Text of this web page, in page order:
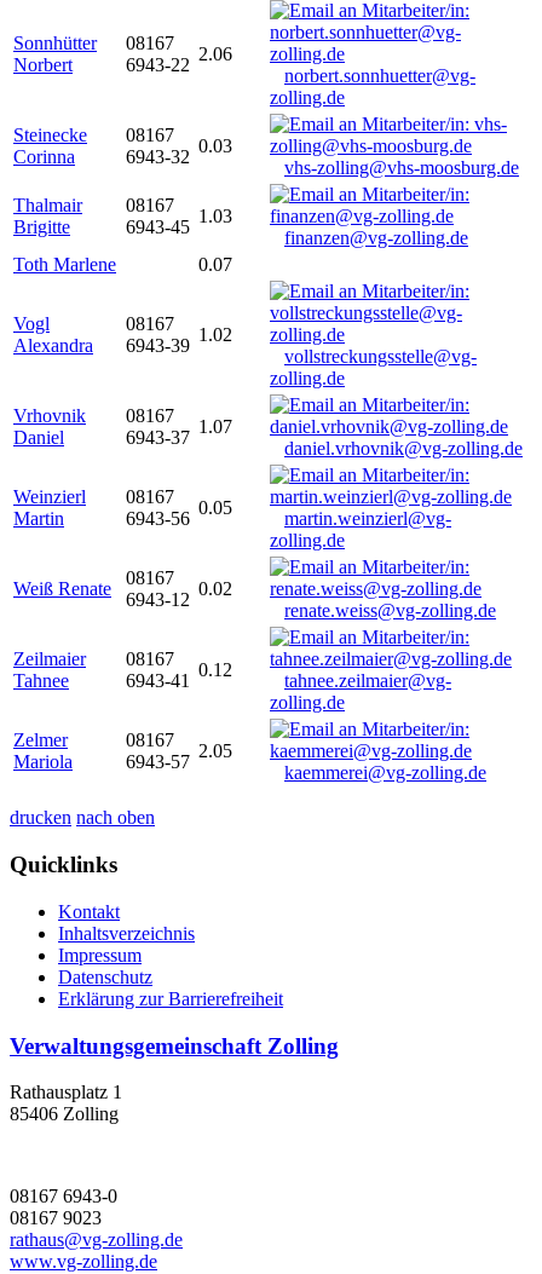
Sonnhütter
Norbert
08167
6943-22
2.06
norbert.sonnhuetter@vg-
zolling.de
Steinecke
Corinna
08167
6943-32
0.03
vhs-zolling@vhs-moosburg.de
Thalmair
Brigitte
08167
6943-45
1.03
finanzen@vg-zolling.de
Toth Marlene
0.07
Vogl
Alexandra
08167
6943-39
1.02
vollstreckungsstelle@vg-
zolling.de
Vrhovnik
Daniel
08167
6943-37
1.07
daniel.vrhovnik@vg-zolling.de
Weinzierl
Martin
08167
6943-56
0.05
martin.weinzierl@vg-
zolling.de
Weiß Renate
08167
6943-12
0.02
renate.weiss@vg-zolling.de
Zeilmaier
Tahnee
08167
6943-41
0.12
tahnee.zeilmaier@vg-
zolling.de
Zelmer
Mariola
08167
6943-57
2.05
kaemmerei@vg-zolling.de
drucken nach oben
Quicklinks
Kontakt
Inhaltsverzeichnis
Impressum
Datenschutz
Erklärung zur Barrierefreiheit
Verwaltungsgemeinschaft Zolling
Rathausplatz 1
85406 Zolling
08167 6943-0
08167 9023
rathaus@vg-zolling.de
www.vg-zolling.de